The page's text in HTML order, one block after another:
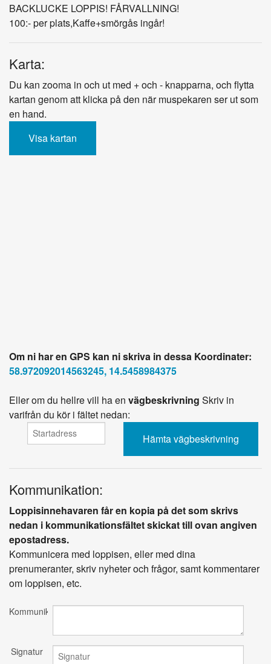
BACKLUCKE LOPPIS! FÅRVALLNING!
100:- per plats,Kaffe+smörgås ingår!
Karta:
Du kan zooma in och ut med + och - knapparna, och flytta
kartan genom att klicka på den när muspekaren ser ut som
en hand.
Visa kartan
Om ni har en GPS kan ni skriva in dessa Koordinater:
58.972092014563245, 14.5458984375
Eller om du hellre vill ha en vägbeskrivning Skriv in
varifrån du kör i fältet nedan:
Kommunikation:
Loppisinnehavaren får en kopia på det som skrivs
nedan i kommunikationsfältet skickat till ovan angiven
epostadress.
Kommunicera med loppisen, eller med dina
prenumeranter, skriv nyheter och frågor, samt kommentarer
om loppisen, etc.
Kommunikation
Signatur